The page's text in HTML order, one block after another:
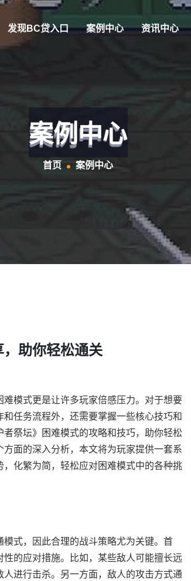
发现BC贷入口 案例中心 资讯中心
案例中心
首页 案例中心
助你轻松通关
难模式更是让许多玩家倍感压力。对于想要
任务流程外，还需要掌握一些核心技巧和
祭坛》困难模式的攻略和技巧，助你轻松
面的深入分析，本文将为玩家提供一套系
化繁为简，轻松应对困难模式中的各种挑
式，因此合理的战斗策略尤为关键。首
的应对措施。比如，某些敌人可能擅长远
进行击杀。另一方面，敌人的攻击方式通